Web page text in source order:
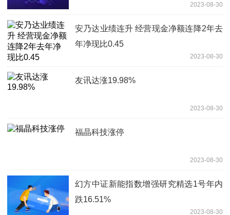
2023-08-30
安乃达业绩连升 经营现金净额连降2年去
年净现比0.45
2023-08-30
友讯达涨19.98%
2023-08-30
福晶科技涨停
2023-08-30
幻方中证新能指数增强研究精选1号年内
跌16.51%
2023-08-30